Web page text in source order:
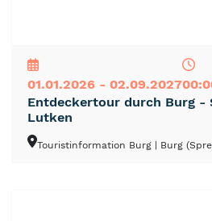
01.01.2026 - 02.09.2027
Entdeckertour durch Burg -
Lutken
Touristinformation Burg | Burg